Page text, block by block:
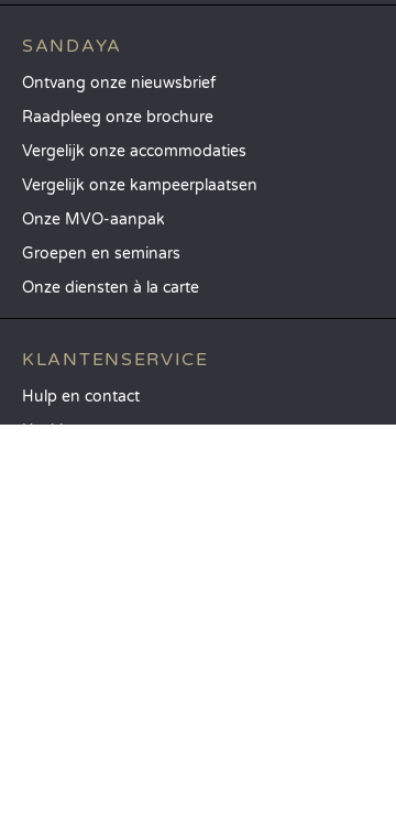
SANDAYA
Ontvang onze nieuwsbrief
Raadpleeg onze brochure
Vergelijk onze accommodaties
Vergelijk onze kampeerplaatsen
Onze MVO-aanpak
Groepen en seminars
Onze diensten à la carte
KLANTENSERVICE
Hulp en contact
Uw klantenaccount